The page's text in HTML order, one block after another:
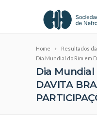
Home
Resultados
Dia Mundial do Rim em
Dia
DAVITA